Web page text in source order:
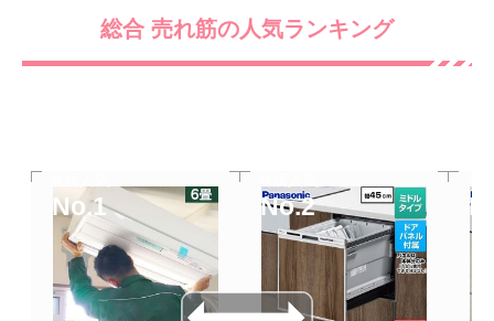
総合 売れ筋の人気ランキング
No.1 No.2